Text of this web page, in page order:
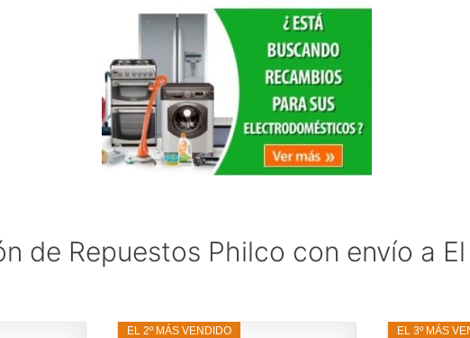
de Repuestos Philco con envío a
EL 2º MÁS VENDIDO EL 3º MÁS